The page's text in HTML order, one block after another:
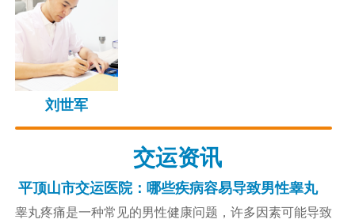
刘世军
交运资讯
平顶山市交运医院：哪些疾病容易导致男性睾丸
睾丸疼痛是一种常见的男性健康问题，许多因素可能导致